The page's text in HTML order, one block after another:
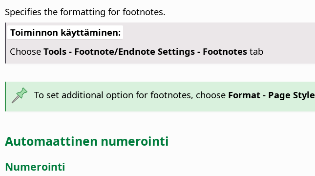
Specifies the formatting for footnotes.
Toiminnon käyttäminen:
Choose Tools - Footnote/Endnote Settings - Footnotestab
To set additional option for footnotes, choose Format - Page Style
Automaattinen numerointi
Numerointi